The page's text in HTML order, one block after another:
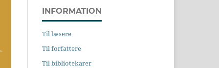
INFORMATION
Til læsere
Til forfattere
Til bibliotekarer